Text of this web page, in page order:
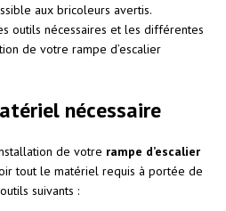
aux bricoleurs avertis.
outils nécessaires et les différentes
de votre rampe d’escalier
nécessaire
de votre rampe d’escalier
tout le matériel requis à portée de
suivants :